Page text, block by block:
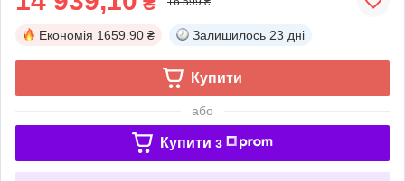
Економія 1659.90 ₴ Залишилось 23 дні
Купити
або
Купити з